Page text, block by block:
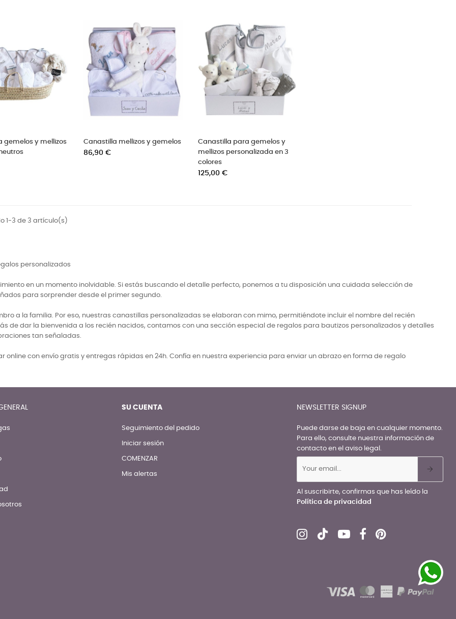
gemelos y mellizos
Canastilla mellizos y gemelos
Precio
86,90 €
Canastilla para gemelos y
mellizos personalizada en 3
colores
Precio
125,00 €
1-3 de 3 artículo(s)
personalizados
en un momento inolvidable. Si estás buscando el detalle perfecto, ponemos a tu disposición una cuidada selección de
para sorprender desde el primer segundo.
a la familia. Por eso, nuestras canastillas personalizadas se elaboran con mimo, permitiéndote incluir el nombre del recién
de dar la bienvenida a los recién nacidos, contamos con una sección especial de regalos para bautizos personalizados y detalles
tan señaladas.
con envío gratis y entregas rápidas en 24h. Confía en nuestra experiencia para enviar un abrazo en forma de regalo
SU CUENTA
Seguimiento del pedido
Iniciar sesión
COMENZAR
Mis alertas
NEWSLETTER SIGNUP
Puede darse de baja en cualquier momento.
Para ello, consulte nuestra información de
contacto en el aviso legal.
Al suscribirte, confirmas que has leído la
Política de privacidad